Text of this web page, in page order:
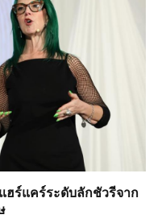
ฮร์แคร์ระดับลักชัวรีจาก